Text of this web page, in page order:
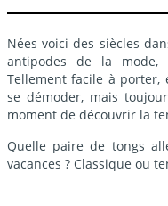
Nées voici des siècles
antipodes de la
Tellement facile à porter,
se démoder, mais
moment de découvrir la
Quelle paire de tongs
vacances ? Classique ou